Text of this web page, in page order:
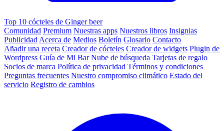
Top 10 cócteles de Ginger beer
Comunidad Premium Nuestras apps Nuestros libros Insignias
Publicidad Acerca de Medios Boletín Glosario Contacto
Añadir una receta Creador de cócteles Creador de widgets Plugin de
Wordpress Guía de Mi Bar Nube de búsqueda Tarjetas de regalo
Socios de marca Política de privacidad Términos y condiciones
Preguntas frecuentes Nuestro compromiso climático Estado del
servicio Registro de cambios